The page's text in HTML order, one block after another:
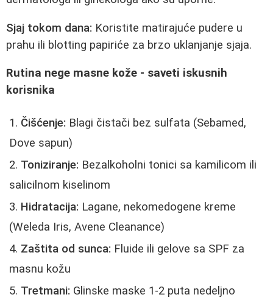
Sjaj tokom dana: Koristite matirajuće pudere u
prahu ili blotting papiriće za brzo uklanjanje sjaja.
Rutina nege masne kože - saveti iskusnih
korisnika
Čišćenje: Blagi čistači bez sulfata (Sebamed,
Dove sapun)
Toniziranje: Bezalkoholni tonici sa kamilicom ili
salicilnom kiselinom
Hidratacija: Lagane, nekomedogene kreme
(Weleda Iris, Avene Cleanance)
Zaštita od sunca: Fluide ili gelove sa SPF za
masnu kožu
Tretmani: Glinske maske 1-2 puta nedeljno